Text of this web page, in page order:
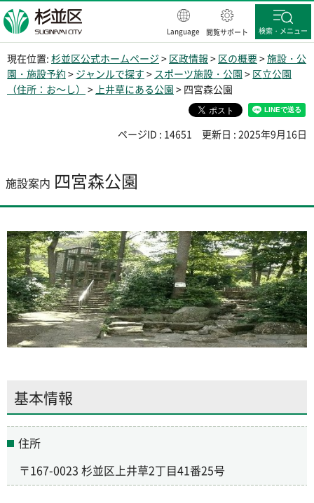
杉並区
Language 閲覧サポート 検索・メニュー
現在位置: 杉並区公式ホームページ > 区政情報 > 区の概要>施設・公
園・施設予約> ジャンルで探す > スポーツ施設・公園 > 区立公園
（住所：お～し） > 上井草にある公園 > 四宮森公園
ページID : 14651 更新日 : 2025年9月16日
施設案内 四宮森公園
基本情報
住所
〒167-0023 杉並区上井草2丁目41番25号